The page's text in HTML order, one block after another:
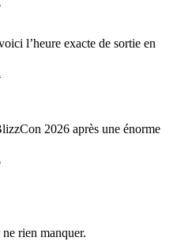
l’heure exacte de sortie en
2026 après une énorme
rien manquer.